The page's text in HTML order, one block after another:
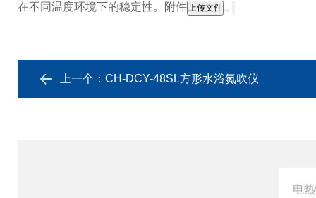
在不同温度环境下的稳定性。附件上传文件
上一个： CH-DCY-48SL方形水浴氮吹仪